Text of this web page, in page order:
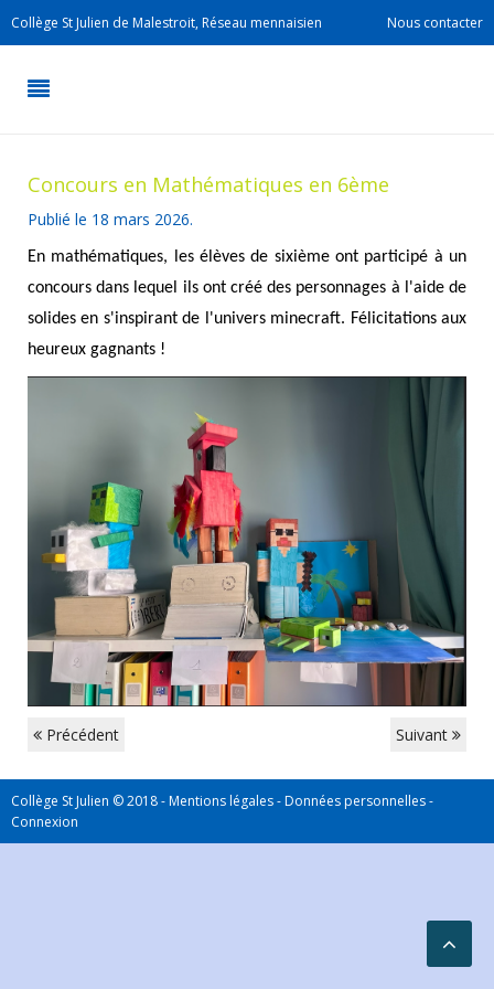
Collège St Julien de Malestroit, Réseau mennaisien Nous contacter
Concours en Mathématiques en 6ème
Publié le 18 mars 2026.
En mathématiques, les élèves de sixième ont participé à un
concours dans lequel ils ont créé des personnages à l'aide de
solides en s'inspirant de l'univers minecraft. Félicitations aux
heureux gagnants !
Précédent Suivant
Collège St Julien © 2018 -Mentions légales-Données personnelles-
Connexion